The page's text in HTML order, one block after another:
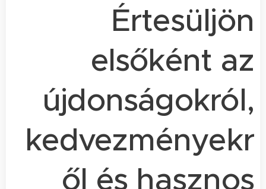
Értesüljön
elsőként az
újdonságokról,
kedvezményekr
ől és hasznos